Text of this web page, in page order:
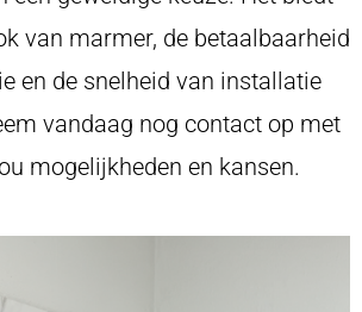
van marmer, de betaalbaarheid
en de snelheid van installatie
vandaag nog contact op met
mogelijkheden en kansen.